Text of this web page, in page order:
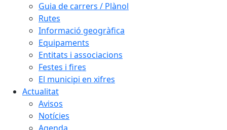
Guia de carrers / Plànol
Rutes
Informació geogràfica
Equipaments
Entitats i associacions
Festes i fires
El municipi en xifres
Actualitat
Avisos
Notícies